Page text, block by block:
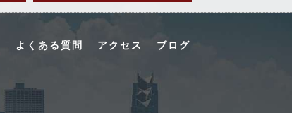
よくある質問 アクセス ブログ